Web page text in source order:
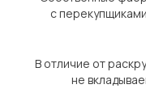
с
В отличие от
не